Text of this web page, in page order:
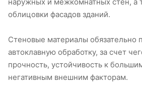
облицовки фасадов зданий.
Стеновые материалы обязательно
автоклавную обработку, за счет
прочность, устойчивость к
негативным внешним факторам.